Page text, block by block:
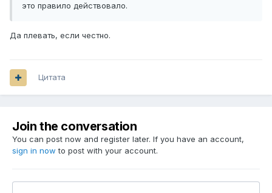
это правило действовало.
Да плевать, если честно.
Цитата
Join the conversation
You can post now and register later. If you have an account,
sign in now to post with your account.